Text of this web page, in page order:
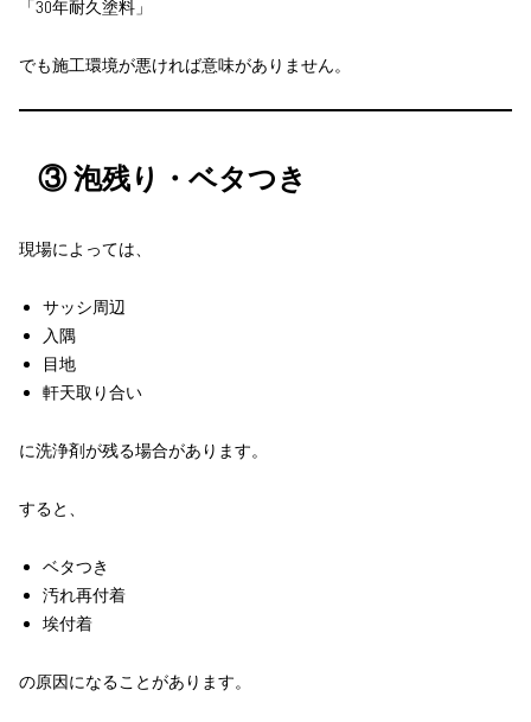
「30年耐久塗料」
でも施工環境が悪ければ意味がありません。
③ 泡残り・ベタつき
現場によっては、
サッシ周辺
入隅
目地
軒天取り合い
に洗浄剤が残る場合があります。
すると、
ベタつき
汚れ再付着
埃付着
の原因になることがあります。